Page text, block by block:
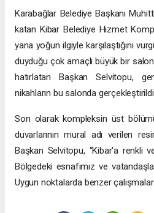
Karabağlar Belediye Başkanı
katan Kibar Belediye Hizmet
yana yoğun ilgiyle karşılaştığını
duyduğu çok amaçlı büyük bir
hatırlatan Başkan Selvitopu,
nikahların bu salonda
Son olarak kompleksin üst
duvarlarının mural adı verilen
Başkan Selvitopu, “Kibar'a renkli
Bölgedeki esnafımız ve
Uygun noktalarda benzer çalışmalar